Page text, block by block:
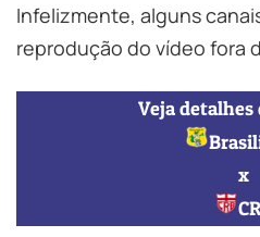
Infelizmente, alguns
reprodução do vídeo fora
Veja detalhes
x